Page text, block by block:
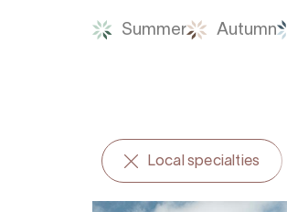
Summer Autumn
Local specialties